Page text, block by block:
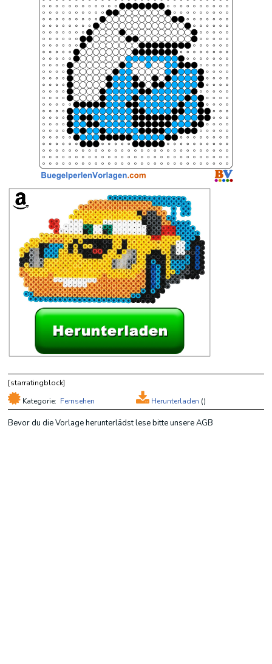
[starratingblock]
Herunterladen ()
Kategorie: Fernsehen
Bevor du die Vorlage herunterlädst lese bitte unsere AGB